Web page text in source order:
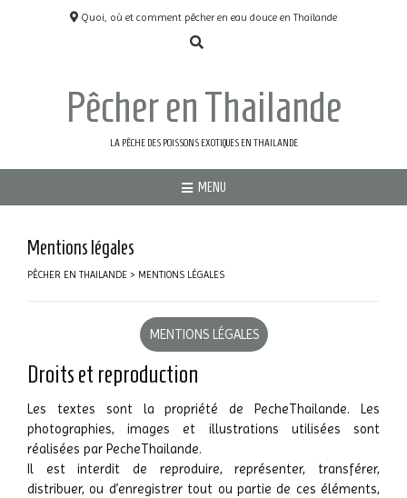
Quoi, où et comment pêcher en eau douce en Thaïlande
Pêcher en Thailande
LA PÊCHE DES POISSONS EXOTIQUES EN THAILANDE
MENU
Mentions légales
PÊCHER EN THAILANDE > MENTIONS LÉGALES
MENTIONS LÉGALES
Droits et reproduction
Les textes sont la propriété de PecheThailande. Les
photographies, images et illustrations utilisées sont
réalisées par PecheThailande.
Il est interdit de reproduire, représenter, transférer,
distribuer, ou d’enregistrer tout ou partie de ces éléments,